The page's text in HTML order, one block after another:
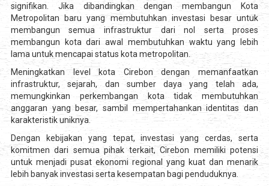
signifikan. Jika dibandingkan dengan membangun Kota
Metropolitan baru yang membutuhkan investasi besar untuk
membangun semua infrastruktur dari nol serta proses
membangun kota dari awal membutuhkan waktu yang lebih
lama untuk mencapai status kota metropolitan.
Meningkatkan level kota Cirebon dengan memanfaatkan
infrastruktur, sejarah, dan sumber daya yang telah ada,
memungkinkan perkembangan kota tidak membutuhkan
anggaran yang besar, sambil mempertahankan identitas dan
karakteristik uniknya.
Dengan kebijakan yang tepat, investasi yang cerdas, serta
komitmen dari semua pihak terkait, Cirebon memiliki potensi
untuk menjadi pusat ekonomi regional yang kuat dan menarik
lebih banyak investasi serta kesempatan bagi penduduknya.